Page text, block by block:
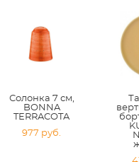
Солонка 7 см,
BONNA
TERRACOTA
977 pуб.